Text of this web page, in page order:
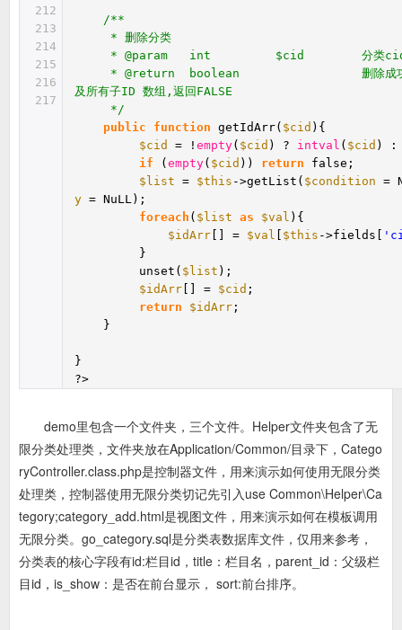
212
213
214
215
216
217
/**
* 删除分类
* @param int $cid 分类
* @return boolean 删除成功，返
及所有子ID 数组,返回FALSE
*/
public
function getIdArr( $cid ){
$cid
= ! empty( $cid ) ? intval ( $cid ) :
if
(empty( $cid )) return
false;
$list = $this ->getList( $condition =
y = NuLL);
foreach ( $list as $val ){
$idArr [] = $val [ $this ->fields[
}
unset( $list );
$idArr [] = $cid ;
return
$idArr ;
}
}
?>
demo里包含一个文件夹，三个文件。Helper文件夹包含了无
限分类处理类，文件夹放在Application/Common/目录下，Catego
ryController.class.php是控制器文件，用来演示如何使用无限分类
处理类，控制器使用无限分类切记先引入use Common\Helper\Ca
tegory;category_add.html是视图文件，用来演示如何在模板调用
无限分类。go_category.sql是分类表数据库文件，仅用来参考，
分类表的核心字段有id:栏目id，title：栏目名，parent_id：父级栏
目id，is_show：是否在前台显示， sort:前台排序。